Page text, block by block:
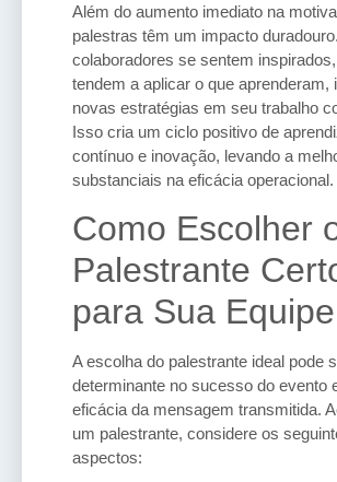
Além do aumento imediato na
palestras têm um impacto
colaboradores se sentem
tendem a aplicar o que aprenderam,
novas estratégias em seu trabalho
Isso cria um ciclo positivo de
contínuo e inovação, levando a
substanciais na eficácia operacional.
Como Escolher
Palestrante
para Sua Equipe
A escolha do palestrante ideal pode
determinante no sucesso do evento
eficácia da mensagem transmitida.
um palestrante, considere os
aspectos: